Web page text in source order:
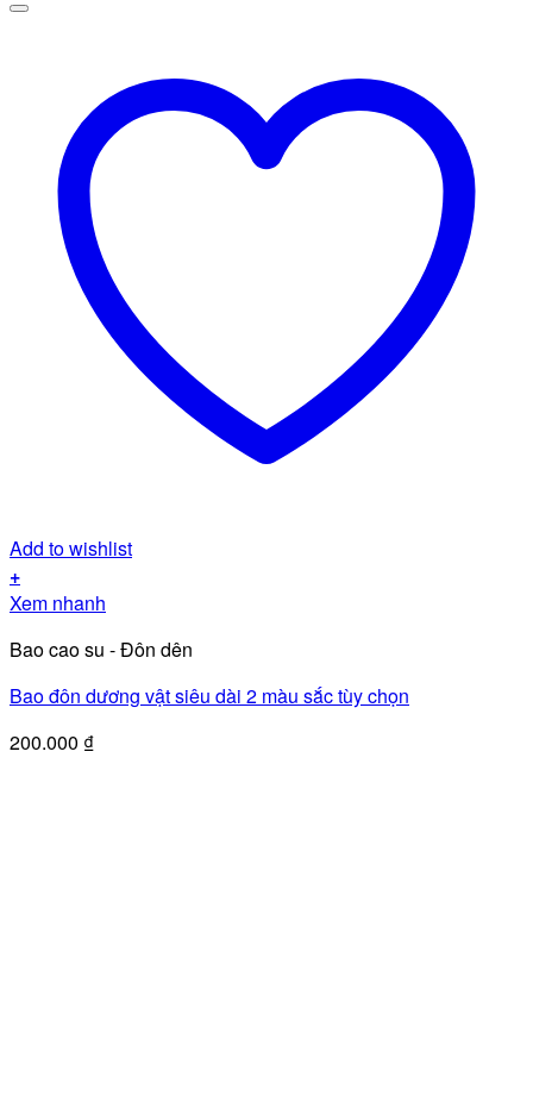
Add to wishlist
+
Sản
này
có
nhiều
biến
Xem nhanh
Bao cao su - Đôn dên
Bao đôn dương vật siêu dài 2 màu sắc tùy chọn
200.000 ₫